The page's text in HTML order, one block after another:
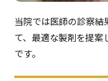
当院では医師の診察
て、最適な製剤を提案
です。